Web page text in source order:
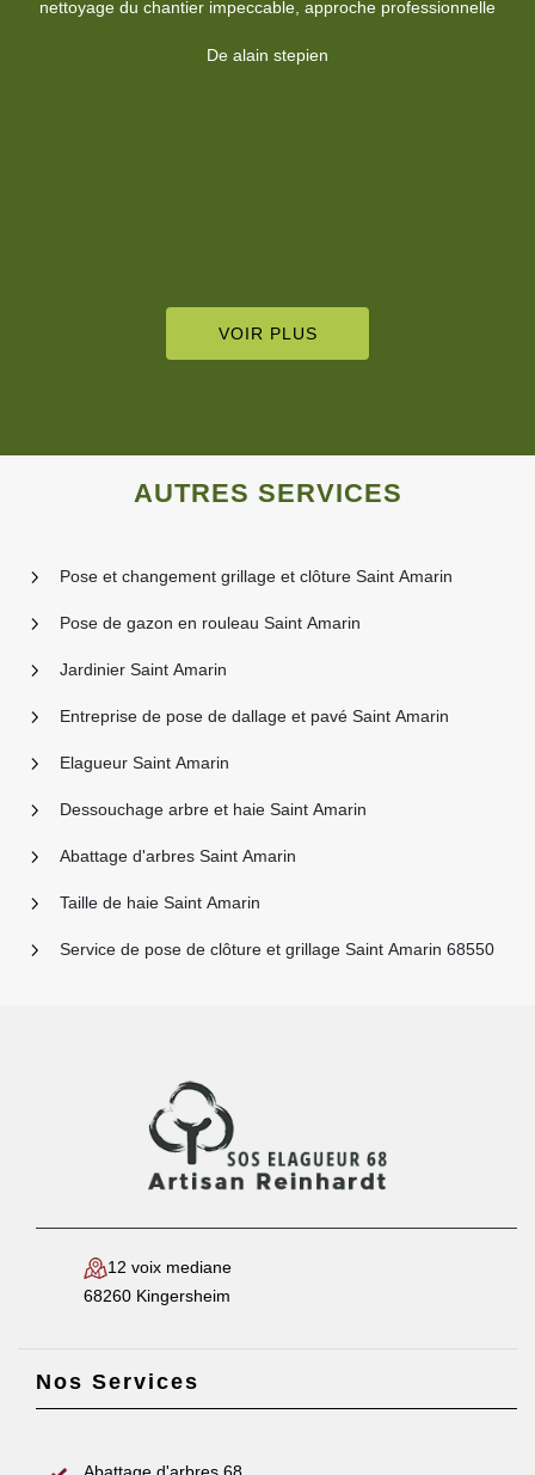
VOIR PLUS
AUTRES SERVICES
Pose et changement grillage et clôture Saint Amarin
Pose de gazon en rouleau Saint Amarin
Jardinier Saint Amarin
Entreprise de pose de dallage et pavé Saint Amarin
Elagueur Saint Amarin
Dessouchage arbre et haie Saint Amarin
Abattage d'arbres Saint Amarin
Taille de haie Saint Amarin
Service de pose de clôture et grillage Saint Amarin 68550
12 voix mediane
68260 Kingersheim
Nos Services